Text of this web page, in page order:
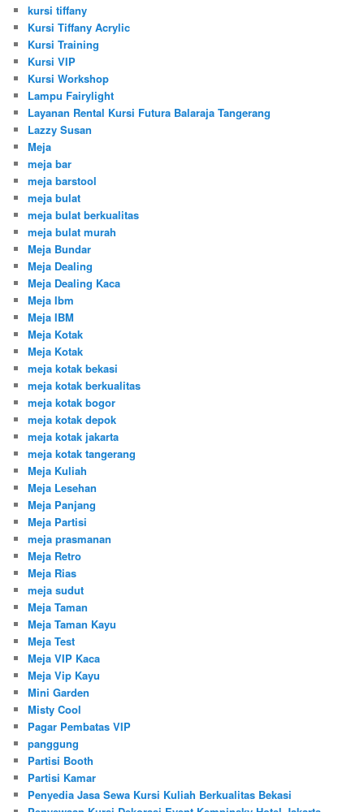
kursi tiffany
Kursi Tiffany Acrylic
Kursi Training
Kursi VIP
Kursi Workshop
Lampu Fairylight
Layanan Rental Kursi Futura Balaraja Tangerang
Lazzy Susan
Meja
meja bar
meja barstool
meja bulat
meja bulat berkualitas
meja bulat murah
Meja Bundar
Meja Dealing
Meja Dealing Kaca
Meja Ibm
Meja IBM
Meja Kotak
Meja Kotak
meja kotak bekasi
meja kotak berkualitas
meja kotak bogor
meja kotak depok
meja kotak jakarta
meja kotak tangerang
Meja Kuliah
Meja Lesehan
Meja Panjang
Meja Partisi
meja prasmanan
Meja Retro
Meja Rias
meja sudut
Meja Taman
Meja Taman Kayu
Meja Test
Meja VIP Kaca
Meja Vip Kayu
Mini Garden
Misty Cool
Pagar Pembatas VIP
panggung
Partisi Booth
Partisi Kamar
Penyedia Jasa Sewa Kursi Kuliah Berkualitas Bekasi